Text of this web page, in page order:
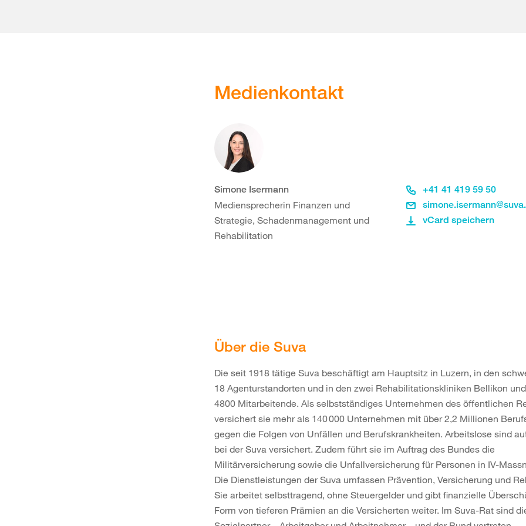
Medienkontakt
Simone Isermann
Mediensprecherin Finanzen und
Strategie, Schadenmanagement und
Rehabilitation
+41 41 419 59 50
vCard speichern
Über die Suva
Die seit 1918 tätige Suva beschäftigt am Hauptsitz in Luzern, in den
18 Agenturstandorten und in den zwei Rehabilitationskliniken Bellikon
4800 Mitarbeitende. Als selbstständiges Unternehmen des öffentlichen
versichert sie mehr als 140 000 Unternehmen mit über 2,2 Millionen
gegen die Folgen von Unfällen und Berufskrankheiten. Arbeitslose sind
bei der Suva versichert. Zudem führt sie im Auftrag des Bundes die
Militärversicherung sowie die Unfallversicherung für Personen in IV-
Die Dienstleistungen der Suva umfassen Prävention, Versicherung und
Sie arbeitet selbsttragend, ohne Steuergelder und gibt finanzielle
Form von tieferen Prämien an die Versicherten weiter. Im Suva-Rat sind